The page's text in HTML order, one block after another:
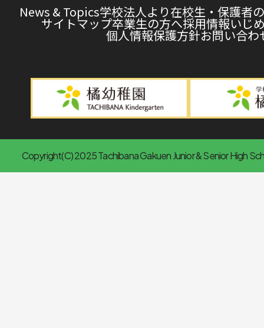
News & Topics学校法人より在校生・保護者
サイトマップ卒業生の方へ採用情報いじ
個人情報保護方針お問い合わ
Copyright(C) 2025 Tachibana Gakuen Junior & Senior High